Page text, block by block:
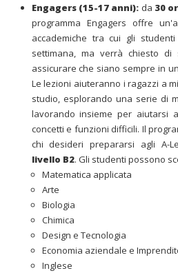
Engagers (15-17 anni): da 30
programma Engagers offre
accademiche tra cui gli
settimana, ma verrà chiesto di
assicurare che siano sempre in
Le lezioni aiuteranno i ragazzi a
studio, esplorando una serie di
lavorando insieme per aiutarsi
concetti e funzioni difficili. Il
chi desideri prepararsi agli A-
livello B2. Gli studenti possono
Matematica applicata
Arte
Biologia
Chimica
Design e Tecnologia
Economia aziendale e
Inglese